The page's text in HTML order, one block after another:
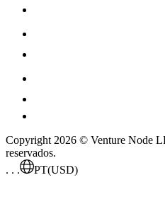
Copyright 2026 © Venture Node
reservados.
. . .
PT(USD)